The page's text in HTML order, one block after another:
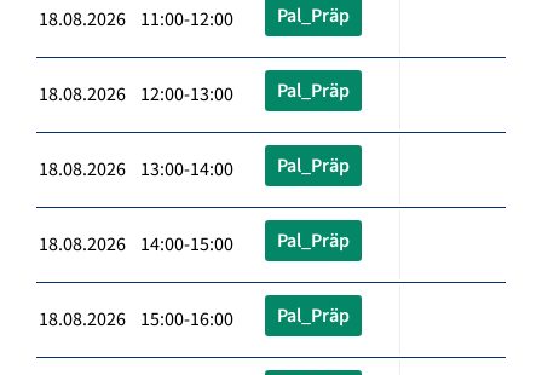
18.08.2026 11:00-12:00 Pal_Präp
18.08.2026 12:00-13:00 Pal_Präp
18.08.2026 13:00-14:00 Pal_Präp
18.08.2026 14:00-15:00 Pal_Präp
18.08.2026 15:00-16:00 Pal_Präp